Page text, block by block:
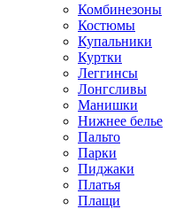
Комбинезоны
Костюмы
Купальники
Куртки
Леггинсы
Лонгсливы
Манишки
Нижнее белье
Пальто
Парки
Пиджаки
Платья
Плащи